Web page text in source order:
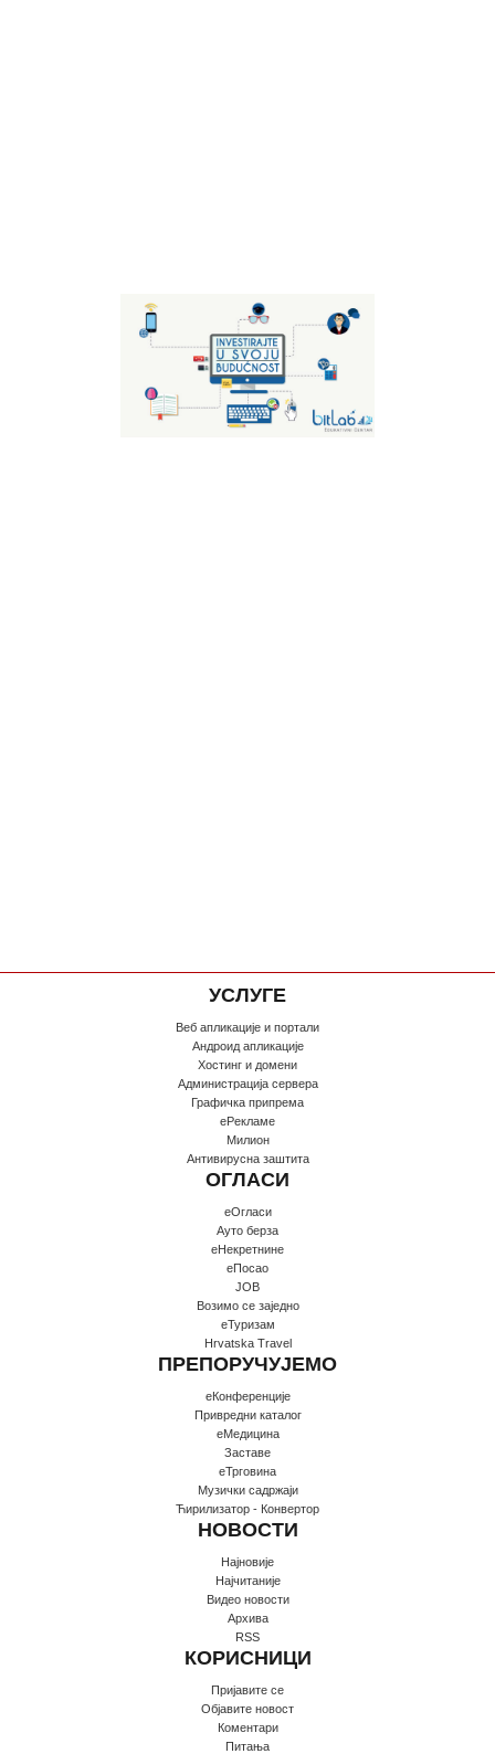
УСЛУГЕ
Веб апликације и портали
Андроид апликације
Хостинг и домени
Администрација сервера
Графичка припрема
еРекламе
Милион
Антивирусна заштита
ОГЛАСИ
еОгласи
Ауто берза
еНекретнине
еПосао
JOB
Возимо се заједно
еТуризам
Hrvatska Travel
ПРЕПОРУЧУЈЕМО
еКонференције
Привредни каталог
еМедицина
Заставе
еТрговина
Музички садржаји
Ћирилизатор - Конвертор
НОВОСТИ
Најновије
Најчитаније
Видео новости
Архива
RSS
КОРИСНИЦИ
Пријавите се
Oбјавите новост
Коментари
Питања